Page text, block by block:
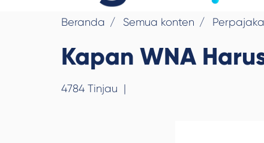
Beranda Semua konten
Kapan WNA
4784 Tinjau